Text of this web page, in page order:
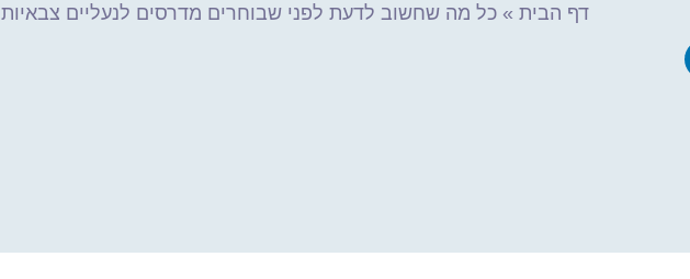
דף הבית » כל מה שחשוב לדעת לפני שבוחרים מדרסים לנעליים צבאיות